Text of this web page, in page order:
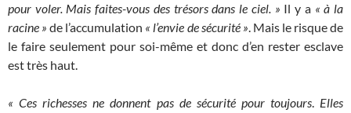
pour voler. Mais faites-vous des trésors dans le ciel. » Il y a « à la
racine » de l’accumulation « l’envie de sécurité ». Mais le risque de
le faire seulement pour soi-même et donc d’en rester esclave
est très haut.
« Ces richesses ne donnent pas de sécurité pour toujours. Elles